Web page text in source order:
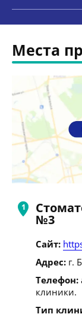
Места
№3
Сайт:
Адрес: г.
Телефон:
клиники.
Тип